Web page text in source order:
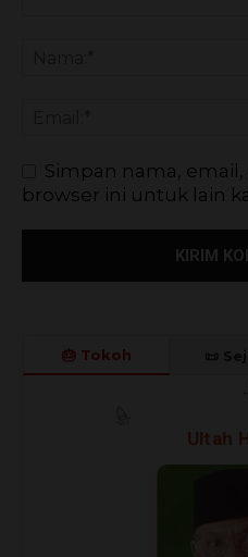
Simpan nama,
browser ini untuk lain
🎂 Tokoh
Ultah